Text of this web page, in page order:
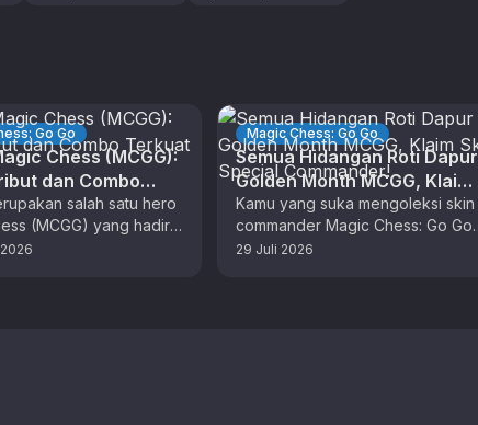
Go Go
Chess (MCGG):
dan Combo
salah satu hero
(MCGG) yang hadir
skill unik. Bagi
Magic Chess: Go Go
Semua Hidangan Roti Dapur
Golden Month MCGG, Klaim
Skin Special Commander!
Kamu yang suka mengoleksi skin
commander Magic Chess: Go Go,
musim kelima kali ini adalah waktu
29 Juli 2026